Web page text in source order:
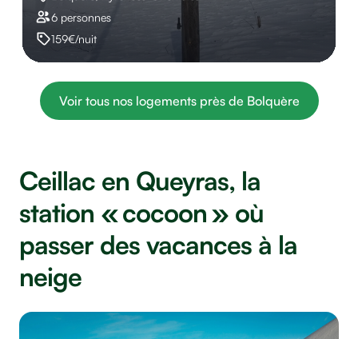
6 personnes
159€/nuit
Voir tous nos logements près de Bolquère
Ceillac en Queyras, la
station « cocoon » où
passer des vacances à la
neige